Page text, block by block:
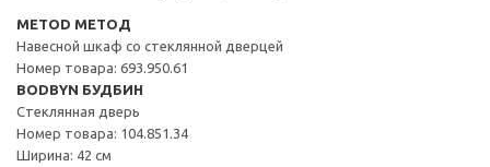
METOD МЕТОД
Навесной шкаф со стеклянной дверцей
Номер товара: 693.950.61
BODBYN БУДБИН
Стеклянная дверь
Номер товара: 104.851.34
Ширина: 42 см